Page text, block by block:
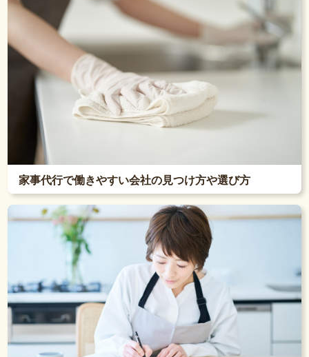
家事代行で働きやすい会社の見つけ方や選び方